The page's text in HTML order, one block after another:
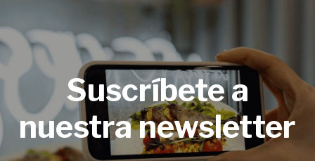
Suscríbete a
nuestra newsletter